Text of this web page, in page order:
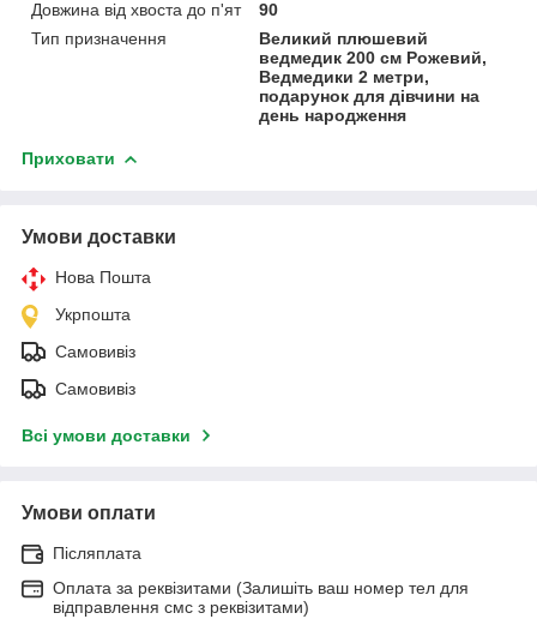
Довжина від хвоста до п'ят
90
Тип призначення
Великий плюшевий
ведмедик 200 см Рожевий,
Ведмедики 2 метри,
подарунок для дівчини на
день народження
Приховати
Умови доставки
Нова Пошта
Укрпошта
Самовивіз
Самовивіз
Всі умови доставки
Умови оплати
Післяплата
Оплата за реквізитами (Залишіть ваш номер тел для
відправлення смс з реквізитами)